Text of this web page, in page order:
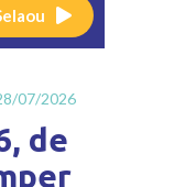
07/2026
de